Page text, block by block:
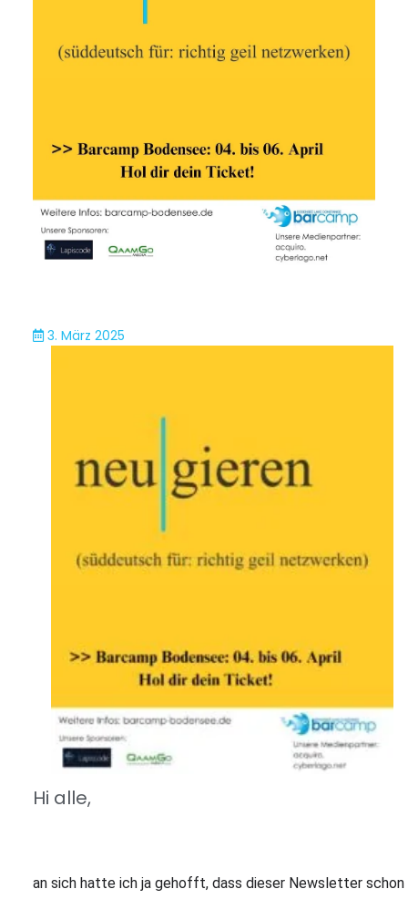
3. März 2025
Hi alle,
an sich hatte ich ja gehofft, dass dieser Newsletter